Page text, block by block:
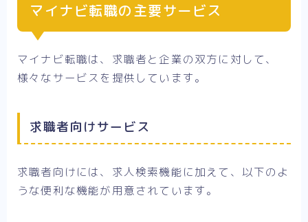
マイナビ転職の主要サービス
マイナビ転職は、求職者と企業の双方に対して、
様々なサービスを提供しています。
求職者向けサービス
求職者向けには、求人検索機能に加えて、以下のよ
うな便利な機能が用意されています。